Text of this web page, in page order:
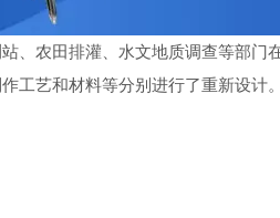
农田排灌、水文地质调查等部门
工艺和材料等分别进行了重新设计